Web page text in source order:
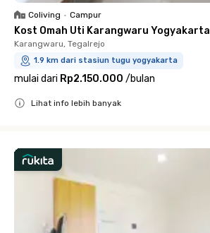
Coliving • Campur
Kost Omah Uti Karangwaru Yogyakarta
Karangwaru, Tegalrejo
1.9 km dari stasiun tugu yogyakarta
mulai dari Rp2.150.000 /bulan
Lihat info lebih banyak